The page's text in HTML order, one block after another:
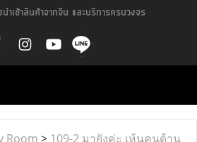
เข้าสินค้าจากจีน และบริการครบวงจร
Room > 109-2 มายังค่ะ เห้นคนด้าน